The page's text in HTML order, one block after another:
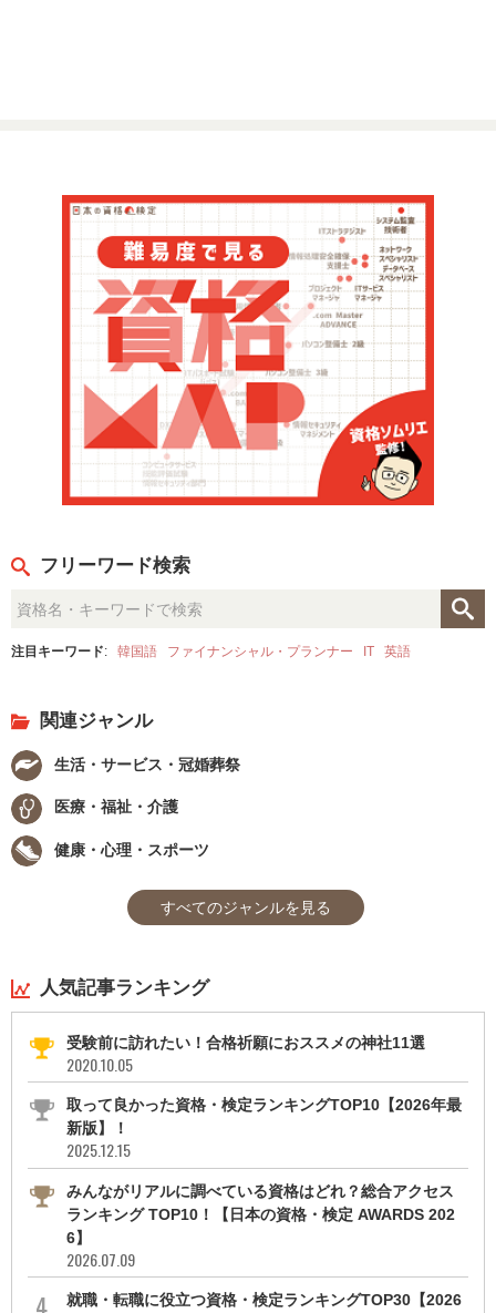
フリーワード検索
注目キーワード: 韓国語 ファイナンシャル・プランナー IT 英語
関連ジャンル
生活・サービス・冠婚葬祭
医療・福祉・介護
健康・心理・スポーツ
すべてのジャンルを見る
人気記事ランキング
受験前に訪れたい！合格祈願におススメの神社11選
2020.10.05
取って良かった資格・検定ランキングTOP10【2026年最
新版】！
2025.12.15
みんながリアルに調べている資格はどれ？総合アクセス
ランキング TOP10！【日本の資格・検定 AWARDS 202
6】
2026.07.09
就職・転職に役立つ資格・検定ランキングTOP30【2026